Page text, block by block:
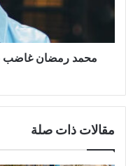
ويطالب
رسمي
محمد رمضان غاضب
مقالات ذات صلة